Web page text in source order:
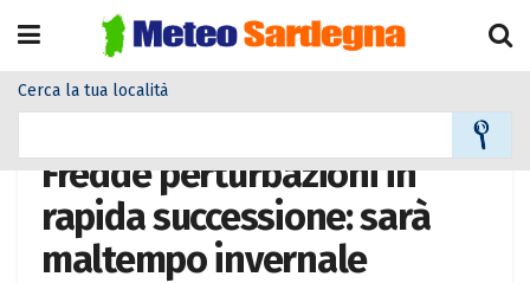
Cerca la tua località
Fredde perturbazioni in
rapida successione: sarà
maltempo invernale